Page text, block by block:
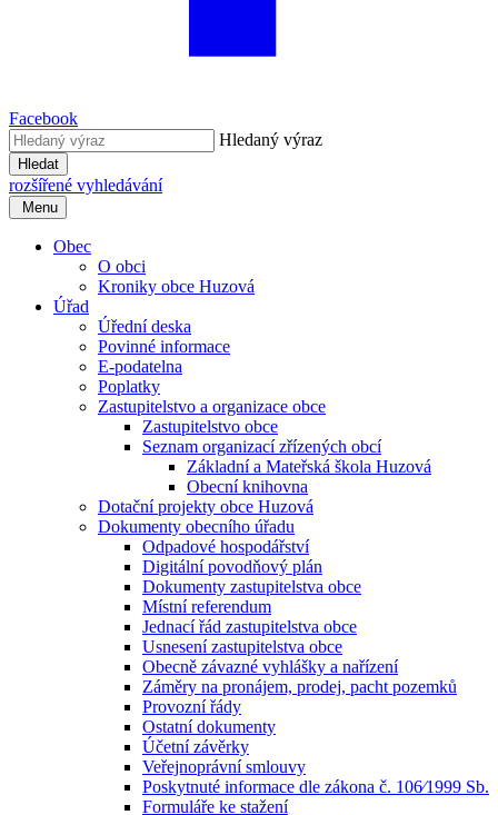
Facebook
Hledaný výraz
Hledat
rozšířené vyhledávání
Menu
Obec
O obci
Kroniky obce Huzová
Úřad
Úřední deska
Povinné informace
E-podatelna
Poplatky
Zastupitelstvo a organizace obce
Zastupitelstvo obce
Seznam organizací zřízených obcí
Základní a Mateřská škola Huzová
Obecní knihovna
Dotační projekty obce Huzová
Dokumenty obecního úřadu
Odpadové hospodářství
Digitální povodňový plán
Dokumenty zastupitelstva obce
Místní referendum
Jednací řád zastupitelstva obce
Usnesení zastupitelstva obce
Obecně závazné vyhlášky a nařízení
Záměry na pronájem, prodej, pacht pozemků
Provozní řády
Ostatní dokumenty
Účetní závěrky
Veřejnoprávní smlouvy
Poskytnuté informace dle zákona č. 106⁄1999 Sb.
Formuláře ke stažení